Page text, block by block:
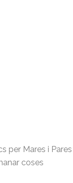
per Mares i
coses